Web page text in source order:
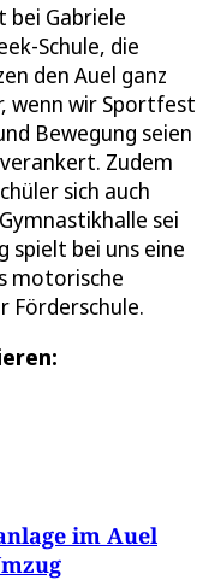
bei Gabriele
Schule, die
den Auel ganz
wenn wir Sportfest
Bewegung seien
Zudem
sich auch
sei
spielt bei uns eine
motorische
Förderschule.
im Auel